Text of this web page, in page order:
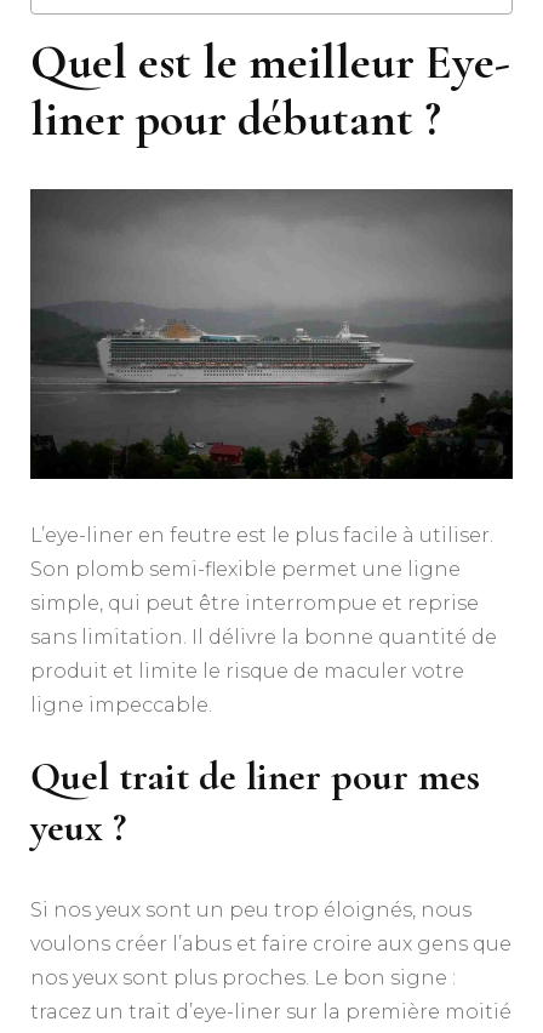
Quel est le meilleur Eye-
liner pour débutant ?
L’eye-liner en feutre est le plus facile à utiliser.
Son plomb semi-flexible permet une ligne
simple, qui peut être interrompue et reprise
sans limitation. Il délivre la bonne quantité de
produit et limite le risque de maculer votre
ligne impeccable.
Quel trait de liner pour mes
yeux ?
Si nos yeux sont un peu trop éloignés, nous
voulons créer l’abus et faire croire aux gens que
nos yeux sont plus proches. Le bon signe :
tracez un trait d’eye-liner sur la première moitié